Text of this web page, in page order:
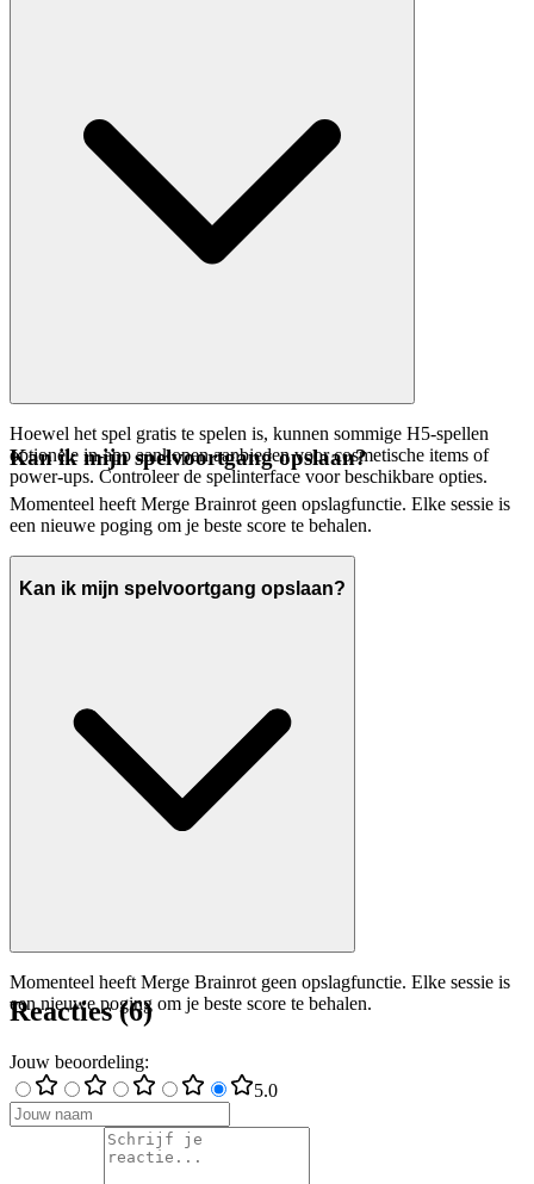
Hoewel het spel gratis te spelen is, kunnen sommige H5-spellen
optionele in-app aankopen aanbieden voor cosmetische items of
power-ups. Controleer de spelinterface voor beschikbare opties.
Kan ik mijn spelvoortgang opslaan?
Momenteel heeft Merge Brainrot geen opslagfunctie. Elke sessie is
een nieuwe poging om je beste score te behalen.
Kan ik mijn spelvoortgang opslaan?
Momenteel heeft Merge Brainrot geen opslagfunctie. Elke sessie is
een nieuwe poging om je beste score te behalen.
Reacties(6)
Jouw beoordeling:
5.0